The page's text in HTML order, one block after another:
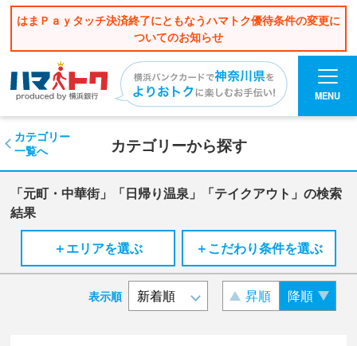
はまＰａｙタッチ決済終了にともなうハマトク優待条件の変更に
ついてのお知らせ
MENU
カテゴリーから探す
カテゴリー
一覧へ
「元町・中華街」「日帰り温泉」「テイクアウト」の検索
結果
＋エリアを選ぶ
＋こだわり条件を選ぶ
表示順 昇順 降順